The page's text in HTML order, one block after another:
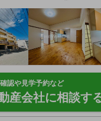
認や見学予約など
産会社に相談す